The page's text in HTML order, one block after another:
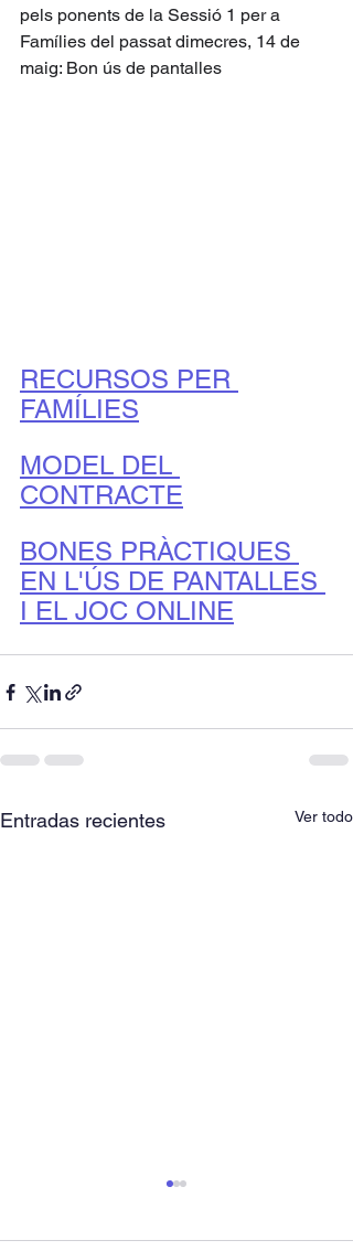
pels ponents de la Sessió 1 per a
Famílies del passat dimecres, 14 de
maig: Bon ús de pantalles
RECURSOS PER
FAMÍLIES
MODEL DEL
CONTRACTE
BONES PRÀCTIQUES
EN L'ÚS DE PANTALLES
I EL JOC ONLINE
Entradas recientes Ver todo